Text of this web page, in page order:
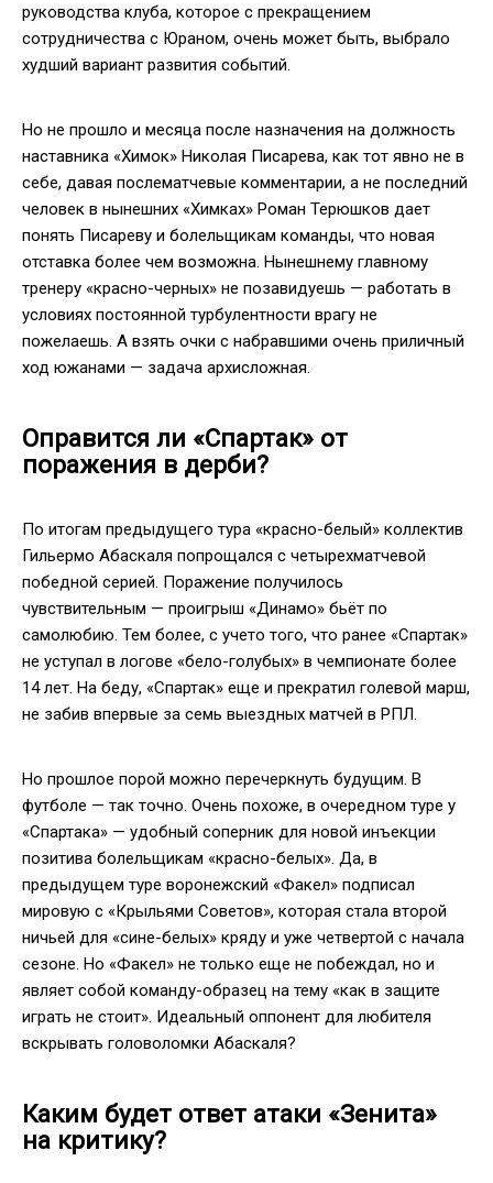
руководства клуба, которое с прекращением
сотрудничества с Юраном, очень может быть, выбрало
худший вариант развития событий.
Но не прошло и месяца после назначения на должность
наставника «Химок» Николая Писарева, как тот явно не в
себе, давая послематчевые комментарии, а не последний
человек в нынешних «Химках» Роман Терюшков дает
понять Писареву и болельщикам команды, что новая
отставка более чем возможна. Нынешнему главному
тренеру «красно-черных» не позавидуешь — работать в
условиях постоянной турбулентности врагу не
пожелаешь. А взять очки с набравшими очень приличный
ход южанами — задача архисложная.
Оправится ли «Спартак» от
поражения в дерби?
По итогам предыдущего тура «красно-белый» коллектив
Гильермо Абаскаля попрощался с четырехматчевой
победной серией. Поражение получилось
чувствительным — проигрыш «Динамо» бьёт по
самолюбию. Тем более, с учето того, что ранее «Спартак»
не уступал в логове «бело-голубых» в чемпионате более
14 лет. На беду, «Спартак» еще и прекратил голевой марш,
не забив впервые за семь выездных матчей в РПЛ.
Но прошлое порой можно перечеркнуть будущим. В
футболе — так точно. Очень похоже, в очередном туре у
«Спартака» — удобный соперник для новой инъекции
позитива болельщикам «красно-белых». Да, в
предыдущем туре воронежский «Факел» подписал
мировую с «Крыльями Советов», которая стала второй
ничьей для «сине-белых» кряду и уже четвертой с начала
сезоне. Но «Факел» не только еще не побеждал, но и
являет собой команду-образец на тему «как в защите
играть не стоит». Идеальный оппонент для любителя
вскрывать головоломки Абаскаля?
Каким будет ответ атаки «Зенита»
на критику?